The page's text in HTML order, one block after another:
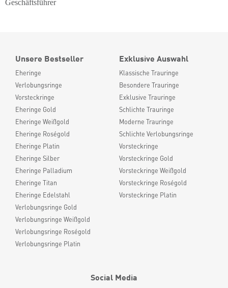
Geschäftsführer
Unsere Bestseller
Eheringe
Verlobungsringe
Vorsteckringe
Eheringe Gold
Eheringe Weißgold
Eheringe Roségold
Eheringe Platin
Eheringe Silber
Eheringe Palladium
Eheringe Titan
Eheringe Edelstahl
Verlobungsringe Gold
Verlobungsringe Weißgold
Verlobungsringe Roségold
Verlobungsringe Platin
Exklusive Auswahl
Klassische Trauringe
Besondere Trauringe
Exklusive Trauringe
Schlichte Trauringe
Moderne Trauringe
Schlichte Verlobungsringe
Vorsteckringe
Vorsteckringe Gold
Vorsteckringe Weißgold
Vorsteckringe Roségold
Vorsteckringe Platin
Social Media